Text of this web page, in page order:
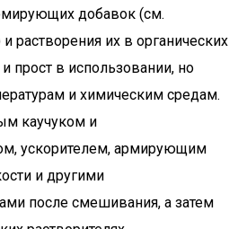
добавок (см.
их в органических
прост в использовании, но
и химическим средам.
каучуком и
ускорителем, армирующим
и другими
после смешивания, а затем